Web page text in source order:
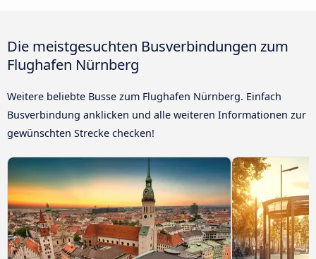
Die meistgesuchten Busverbindungen zum
Flughafen Nürnberg
Weitere beliebte Busse zum Flughafen Nürnberg. Einfach
Busverbindung anklicken und alle weiteren Informationen zur
gewünschten Strecke checken!